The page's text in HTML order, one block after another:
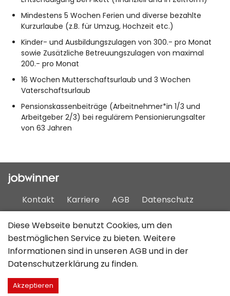
Mindestens 5 Wochen Ferien und diverse bezahlte
Kurzurlaube (z.B. für Umzug, Hochzeit etc.)
Kinder- und Ausbildungszulagen von 300.- pro Monat
sowie Zusätzliche Betreuungszulagen von maximal
200.- pro Monat
16 Wochen Mutterschaftsurlaub und 3 Wochen
Vaterschaftsurlaub
Pensionskassenbeiträge (Arbeitnehmer*in 1/3 und
Arbeitgeber 2/3) bei regulärem Pensionierungsalter
von 63 Jahren
Kontakt Karriere AGB
Datenschutz
Impressum
Sitemap
Deutsch
Diese Webseite benutzt Cookies, um den
bestmöglichen Service zu bieten. Weitere
Informationen sind in unserenAGB und in der
Datenschutzerklärung zu finden.
Akzeptieren